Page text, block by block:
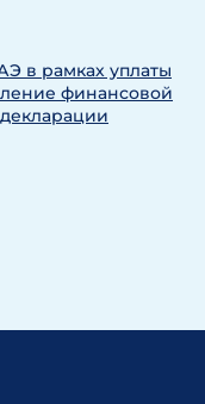
в рамках уплаты
финансовой